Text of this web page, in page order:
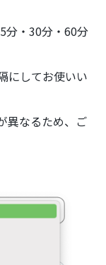
分・30分・60分
にしてお使いい
異なるため、ご